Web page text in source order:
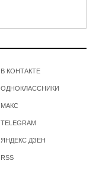
В КОНТАКТЕ
ОДНОКЛАССНИКИ
МАКС
TELEGRAM
ЯНДЕКС ДЗЕН
RSS